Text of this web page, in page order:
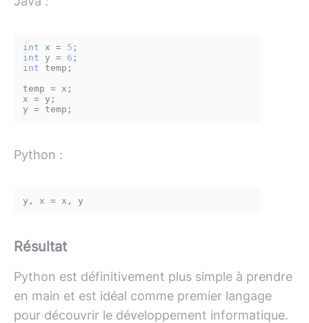
int x = 5
int
y = 6
int temp;
temp = x;
x = y;
Python :
Résultat
Python est définitivement plus simple à prendre
en main et est idéal comme premier langage
pour découvrir le développement informatique.